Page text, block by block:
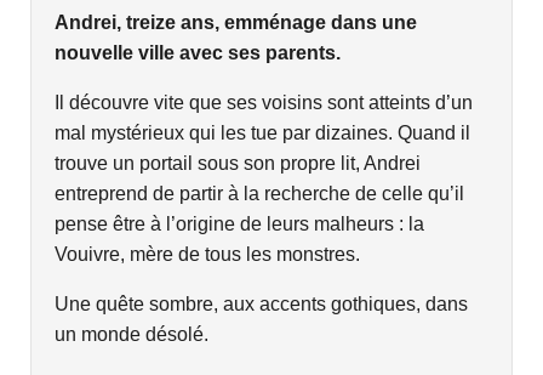
Andrei, treize ans, emménage dans une
nouvelle ville avec ses parents.
Il découvre vite que ses voisins sont atteints d’un
mal mystérieux qui les tue par dizaines. Quand il
trouve un portail sous son propre lit, Andrei
entreprend de partir à la recherche de celle qu’il
pense être à l’origine de leurs malheurs : la
Vouivre, mère de tous les monstres.
Une quête sombre, aux accents gothiques, dans
un monde désolé.